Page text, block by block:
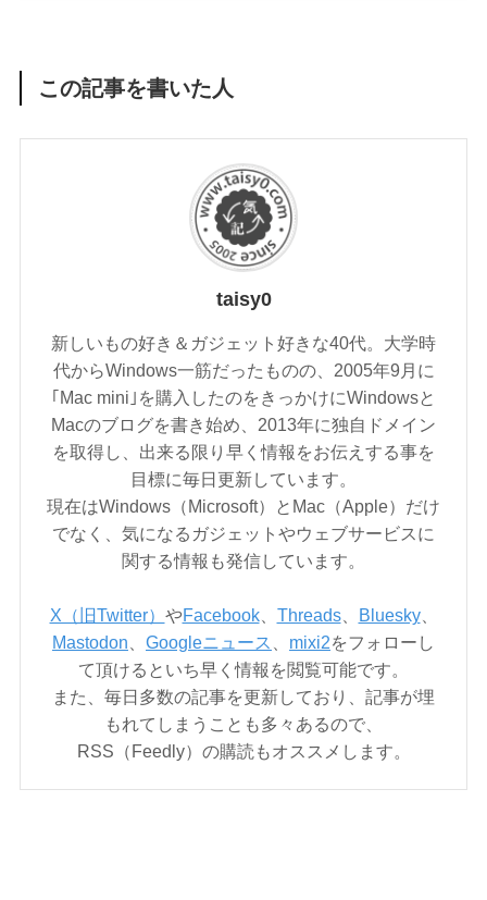
この記事を書いた人
taisy0
新しいもの好き＆ガジェット好きな40代。大学時
代からWindows一筋だったものの、2005年9月に
｢Mac mini｣を購入したのをきっかけにWindowsと
Macのブログを書き始め、2013年に独自ドメイン
を取得し、出来る限り早く情報をお伝えする事を
目標に毎日更新しています。
現在はWindows（Microsoft）とMac（Apple）だけ
でなく、気になるガジェットやウェブサービスに
関する情報も発信しています。
X（旧Twitter） やFacebook、 Threads、 Bluesky、
Mastodon
Googleニュース mixi2をフォローし
て頂けるといち早く情報を閲覧可能です。
また、毎日多数の記事を更新しており、記事が埋
もれてしまうことも多々あるので、
RSS（Feedly）の購読もオススメします。